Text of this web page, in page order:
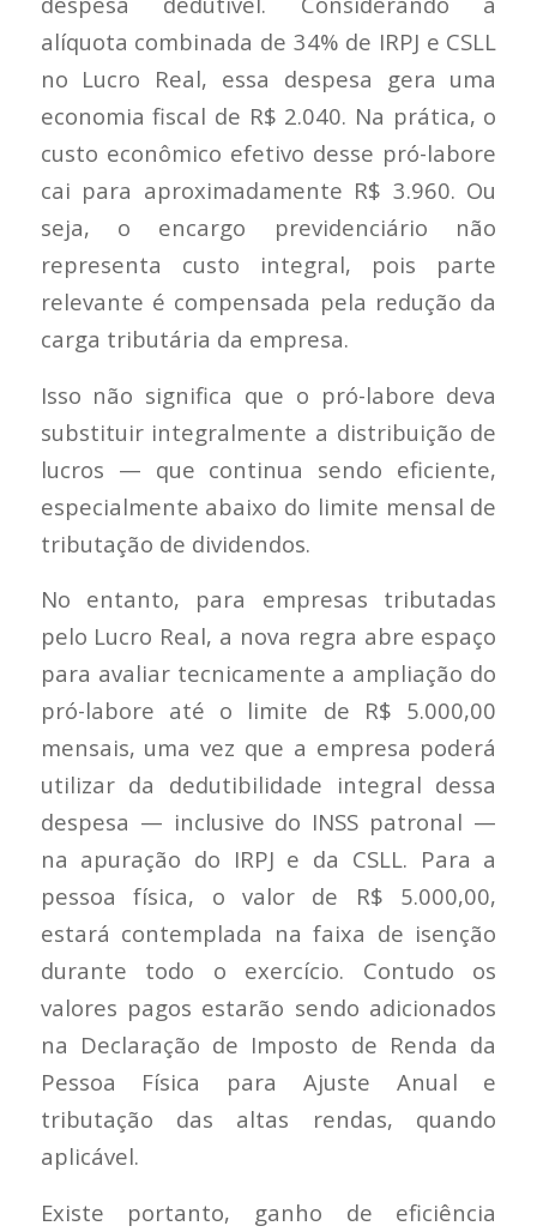
alíquota combinada de 34% de IRPJ e CSLL
no Lucro Real, essa despesa gera uma
economia fiscal de R$ 2.040. Na prática, o
custo econômico efetivo desse pró-labore
cai para aproximadamente R$ 3.960. Ou
seja, o encargo previdenciário não
representa custo integral, pois parte
relevante é compensada pela redução da
carga tributária da empresa.
Isso não significa que o pró-labore deva
substituir integralmente a distribuição de
lucros — que continua sendo eficiente,
especialmente abaixo do limite mensal de
tributação de dividendos.
No entanto, para empresas tributadas
pelo Lucro Real, a nova regra abre espaço
para avaliar tecnicamente a ampliação do
pró-labore até o limite de R$ 5.000,00
mensais, uma vez que a empresa poderá
utilizar da dedutibilidade integral dessa
despesa — inclusive do INSS patronal —
na apuração do IRPJ e da CSLL. Para a
pessoa física, o valor de R$ 5.000,00,
estará contemplada na faixa de isenção
durante todo o exercício. Contudo os
valores pagos estarão sendo adicionados
na Declaração de Imposto de Renda da
Pessoa Física para Ajuste Anual e
tributação das altas rendas, quando
aplicável.
Existe portanto, ganho de eficiência